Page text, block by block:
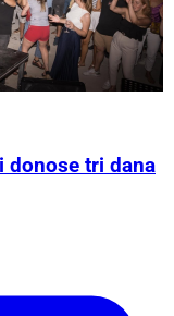
donose tri dana